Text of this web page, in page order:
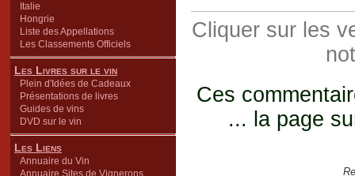
Italie
Hongrie
Liste des Appellations
Les Classements Officiels
Les Livres sur le vin
Plein d'Idées de Cadeaux
Présentations de livres
Guides de vins
DVD sur le vin
Les Liens
Annuaire du Vin
Annuaire Sites de Vignerons
Cliquer sur les
Ces
... la page